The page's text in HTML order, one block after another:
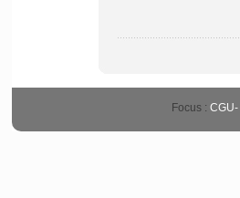
Focus : CGU-